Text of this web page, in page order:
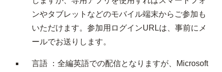
ンやタブレットなどのモバイル端末からご参加も
いただけます。参加用ログインURLは、事前にメ
ールでお送りします。
言語 ：全編英語での配信となりますが、Microsoft